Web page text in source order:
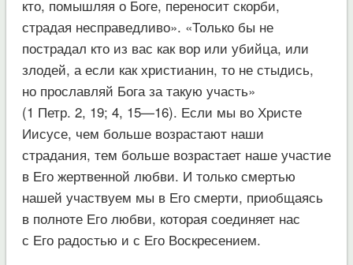
кто, помышляя о Боге, переносит скорби,
страдая несправедливо». «Только бы не
пострадал кто из вас как вор или убийца, или
злодей, а если как христианин, то не стыдись,
но прославляй Бога за такую участь»
(1 Петр. 2, 19; 4, 15—16). Если мы во Христе
Иисусе, чем больше возрастают наши
страдания, тем больше возрастает наше участие
в Его жертвенной любви. И только смертью
нашей участвуем мы в Его смерти, приобщаясь
в полноте Его любви, которая соединяет нас
с Его радостью и с Его Воскресением.